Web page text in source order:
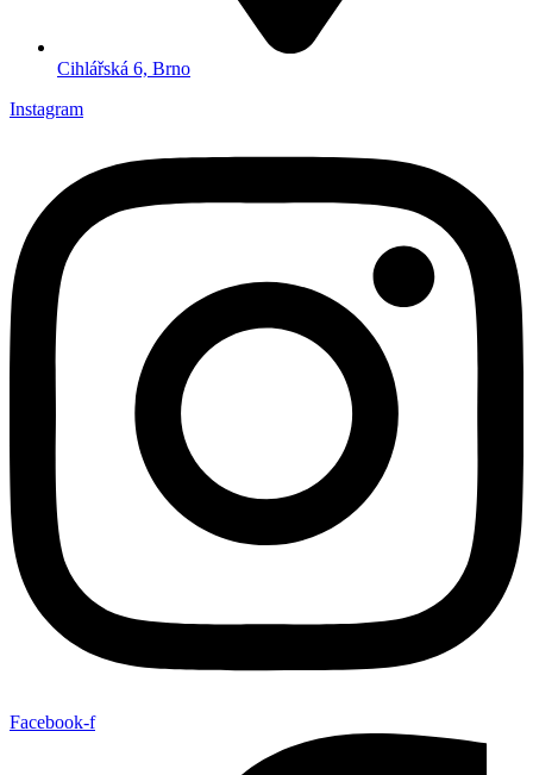
Cihlářská 6, Brno
Instagram
Facebook-f